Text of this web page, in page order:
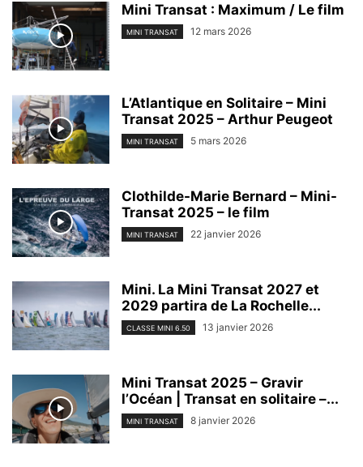
Mini Transat : Maximum / Le film
MINI TRANSAT 12 mars 2026
L’Atlantique en Solitaire – Mini
Transat 2025 – Arthur Peugeot
MINI TRANSAT 5 mars 2026
Clothilde-Marie Bernard – Mini-
Transat 2025 – le film
MINI TRANSAT 22 janvier 2026
Mini. La Mini Transat 2027 et
2029 partira de La Rochelle...
CLASSE MINI 6.50 13 janvier 2026
Mini Transat 2025 – Gravir
l’Océan | Transat en solitaire –...
MINI TRANSAT 8 janvier 2026